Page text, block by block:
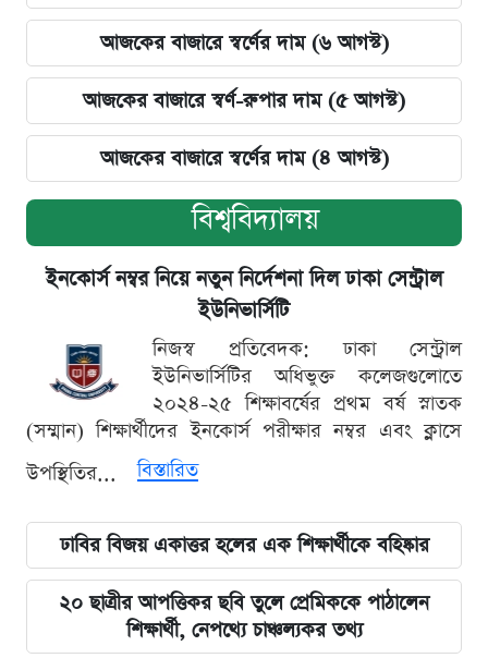
আজকের বাজারে স্বর্ণের দাম (৬ আগস্ট)
আজকের বাজারে স্বর্ণ-রুপার দাম (৫ আগস্ট)
আজকের বাজারে স্বর্ণের দাম (৪ আগস্ট)
বিশ্ববিদ্যালয়
ইনকোর্স নম্বর নিয়ে নতুন নির্দেশনা দিল ঢাকা সেন্ট্রাল
ইউনিভার্সিটি
নিজস্ব প্রতিবেদক: ঢাকা সেন্ট্রাল
ইউনিভার্সিটির অধিভুক্ত কলেজগুলোতে
২০২৪-২৫ শিক্ষাবর্ষের প্রথম বর্ষ স্নাতক
(সম্মান) শিক্ষার্থীদের ইনকোর্স পরীক্ষার নম্বর এবং ক্লাসে
উপস্থিতির...
বিস্তারিত
ঢাবির বিজয় একাত্তর হলের এক শিক্ষার্থীকে বহিষ্কার
২০ ছাত্রীর আপত্তিকর ছবি তুলে প্রেমিককে পাঠালেন
শিক্ষার্থী, নেপথ্যে চাঞ্চল্যকর তথ্য